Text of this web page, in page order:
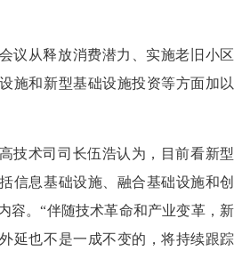
议从释放消费潜力、实施老旧小区
施和新型基础设施投资等方面加以
技术司司长伍浩认为，目前看新型
信息基础设施、融合基础设施和创
容。“伴随技术革命和产业变革，新
延也不是一成不变的，将持续跟踪